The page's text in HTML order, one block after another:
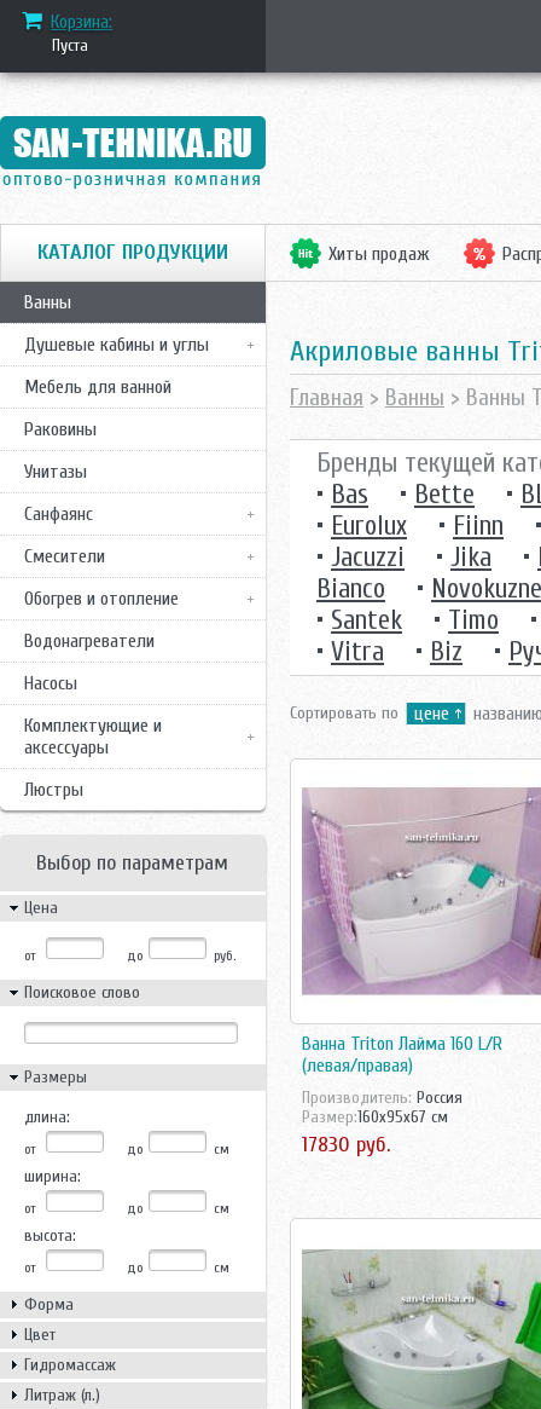
Корзина:
Пуста
КАТАЛОГ ПРОДУКЦИИ
Ванны
Душевые кабины и углы
Мебель для ванной
Раковины
Унитазы
Санфаянс
Смесители
Обогрев и отопление
Водонагреватели
Насосы
Комплектующие и
аксессуары
Люстры
Выбор по параметрам
Цена
от до руб.
Поисковое слово
Размеры
длина:
от до см
ширина:
от до см
высота:
от до см
Форма
Цвет
Гидромассаж
Литраж (л.)
Хиты продаж
Акриловые ванны
Главная > Ванны > Ванны
Бренды текущей
• Bas • Bette •
• Eurolux • Fiinn
• Jacuzzi • Jika •
Bianco
•
• Santek • Timo
• Vitra • Вiz •
Сортировать по цене
Ванна Triton Лайма 160 L/R
(левая/правая)
Производитель: Россия
Размер:160x95x67 см
17830 руб.